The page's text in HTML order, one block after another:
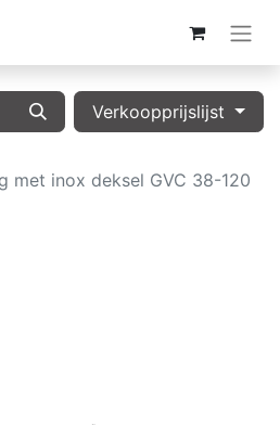
Verkoopprijslijst
met inox deksel GVC 38-120